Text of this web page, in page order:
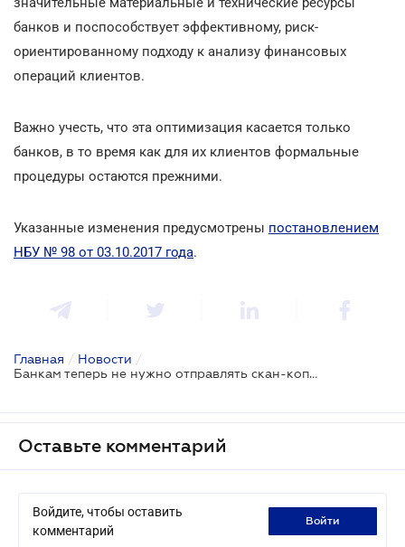
банков и поспособствует эффективному, риск-
ориентированному подходу к анализу финансовых
операций клиентов.
Важно учесть, что эта оптимизация касается только
банков, в то время как для их клиентов формальные
процедуры остаются прежними.
Указанные изменения предусмотрены постановлением
НБУ № 98 от 03.10.2017 года.
Главная / Новости /
Банкам теперь не нужно отправлять скан-копии документов Нацбанку для проверки финансовых операций
Оставьте комментарий
Войдите, чтобы оставить
комментарий
войти